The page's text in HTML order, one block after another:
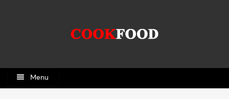
Menu